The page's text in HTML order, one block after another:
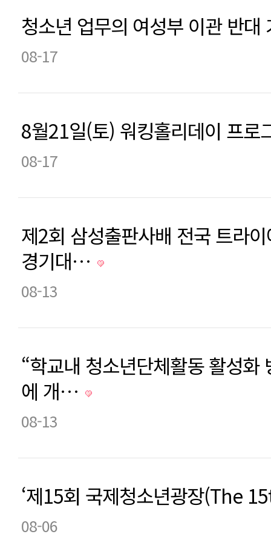
청소년 업무의 여성부 이관 반대
08-17
8월21일(토) 워킹홀리데이 프
08-17
제2회 삼성출판사배 전국 트라
경기대…
08-13
“학교내 청소년단체활동 활성화
에 개…
08-13
‘제15회 국제청소년광장(The
08-06